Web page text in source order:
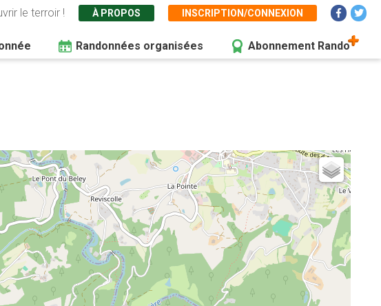
le terroir ! À PROPOS INSCRIPTION/CONNEXION
Randonnées organisées Abonnement Rando